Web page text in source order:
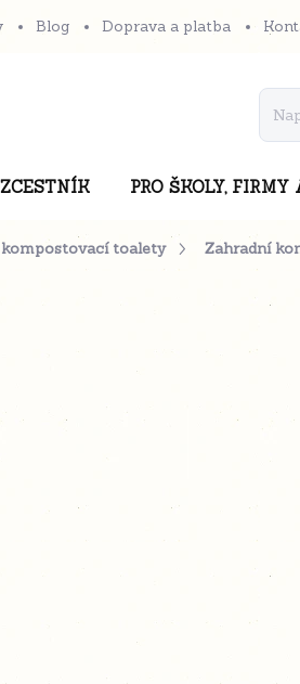
Blog Doprava a platba
PRO ŠKOLY, FIRMY
toalety Zahradní